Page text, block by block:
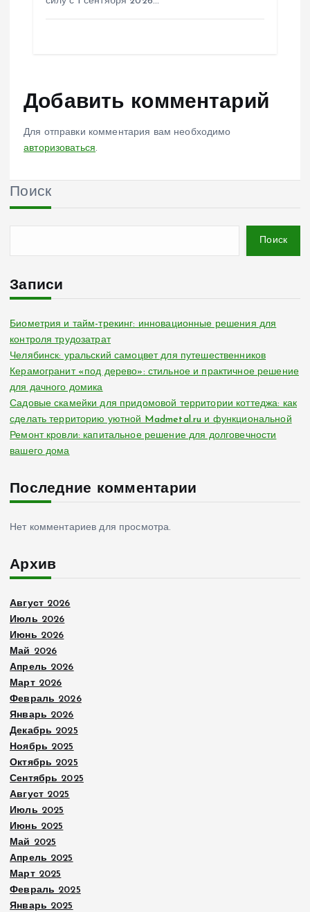
Добавить комментарий
Для отправки комментария вам необходимо
авторизоваться.
Поиск
Поиск
Записи
Биометрия и тайм-трекинг: инновационные решения для
контроля трудозатрат
Челябинск: уральский самоцвет для путешественников
Керамогранит «под дерево»: стильное и практичное решение
для дачного домика
Садовые скамейки для придомовой территории коттеджа: как
сделать территорию уютной Madmetal.ru и функциональной
Ремонт кровли: капитальное решение для долговечности
вашего дома
Последние комментарии
Нет комментариев для просмотра.
Архив
Август 2026
Июль 2026
Июнь 2026
Май 2026
Апрель 2026
Март 2026
Февраль 2026
Январь 2026
Декабрь 2025
Ноябрь 2025
Октябрь 2025
Сентябрь 2025
Август 2025
Июль 2025
Июнь 2025
Май 2025
Апрель 2025
Март 2025
Февраль 2025
Январь 2025